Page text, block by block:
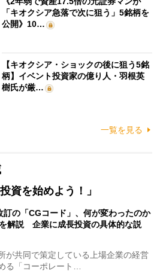
「キオクシア急落で次に狙う」5銘柄を
公開》10…
【キオクシア・ショックの後に狙う5銘
柄】イベント投資家の億り人・羽根英
樹氏が厳…
一覧を見る
資を始めよう！」
訂の「CGコード」、何が変わったのか
解説 企業に成長投資の具体的な説
が共同で策定している上場企業の経営
る「コーポレート…